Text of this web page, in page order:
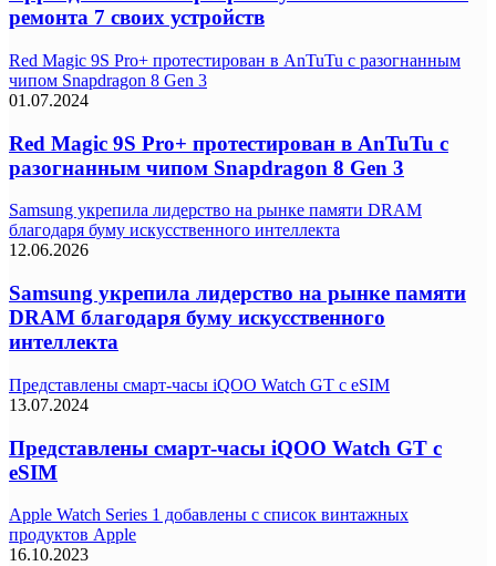
ремонта 7 своих устройств
Red Magic 9S Pro+ протестирован в AnTuTu с разогнанным
чипом Snapdragon 8 Gen 3
01.07.2024
Red Magic 9S Pro+ протестирован в AnTuTu с
разогнанным чипом Snapdragon 8 Gen 3
Samsung укрепила лидерство на рынке памяти DRAM
благодаря буму искусственного интеллекта
12.06.2026
Samsung укрепила лидерство на рынке памяти
DRAM благодаря буму искусственного
интеллекта
Представлены смарт-часы iQOO Watch GT c eSIM
13.07.2024
Представлены смарт-часы iQOO Watch GT c
eSIM
Apple Watch Series 1 добавлены с список винтажных
продуктов Apple
16.10.2023